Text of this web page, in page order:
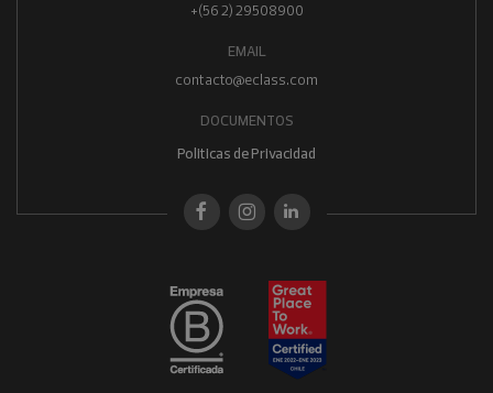
+(56 2) 29508900
EMAIL
contacto@eclass.com
DOCUMENTOS
Politicas de Privacidad